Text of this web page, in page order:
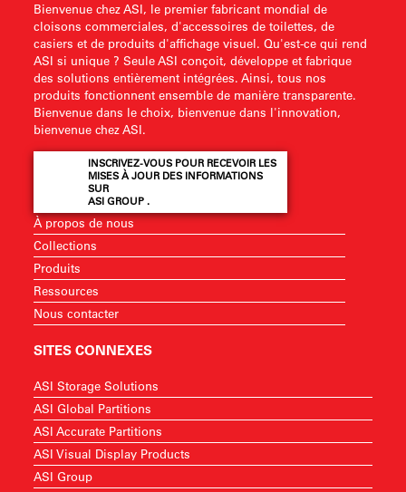
Bienvenue chez ASI, le premier fabricant mondial de
cloisons commerciales, d'accessoires de toilettes, de
casiers et de produits d'affichage visuel. Qu'est-ce qui rend
ASI si unique ? Seule ASI conçoit, développe et fabrique
des solutions entièrement intégrées. Ainsi, tous nos
produits fonctionnent ensemble de manière transparente.
Bienvenue dans le choix, bienvenue dans l'innovation,
bienvenue chez ASI.
INSCRIVEZ-VOUS POUR RECEVOIR LES
MISES À JOUR DES INFORMATIONS
SUR
ASI GROUP .
À propos de nous
Collections
Produits
Ressources
Nous contacter
SITES CONNEXES
ASI Storage Solutions
ASI Global Partitions
ASI Accurate Partitions
ASI Visual Display Products
ASI Group